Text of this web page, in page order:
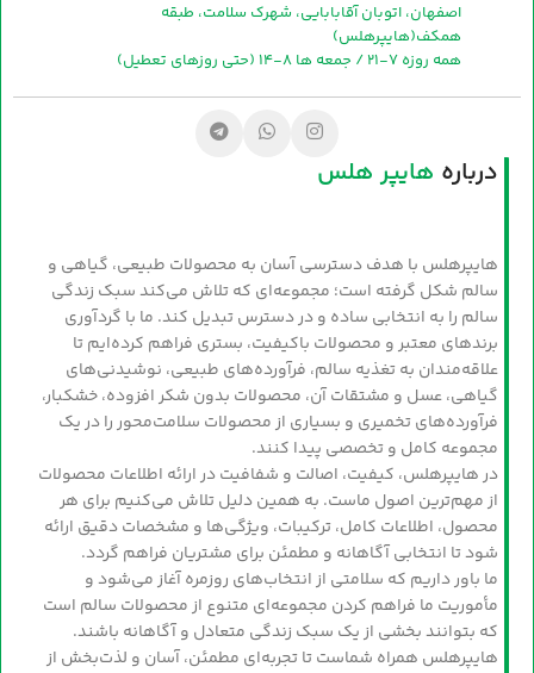
اصفهان، اتوبان آقابابایی، شهرک سلامت، طبقه
همکف(هایپرهلس)
همه روزه 7-21 / جمعه ها 8-14 (حتی روزهای تعطیل)
درباره هایپر هلس
هایپرهلس با هدف دسترسی آسان به محصولات طبیعی، گیاهی و
سالم شکل گرفته است؛ مجموعه‌ای که تلاش می‌کند سبک زندگی
سالم را به انتخابی ساده و در دسترس تبدیل کند. ما با گردآوری
برندهای معتبر و محصولات باکیفیت، بستری فراهم کرده‌ایم تا
علاقه‌مندان به تغذیه سالم، فرآورده‌های طبیعی، نوشیدنی‌های
گیاهی، عسل و مشتقات آن، محصولات بدون شکر افزوده، خشکبار،
فرآورده‌های تخمیری و بسیاری از محصولات سلامت‌محور را در یک
مجموعه کامل و تخصصی پیدا کنند.
در هایپرهلس، کیفیت، اصالت و شفافیت در ارائه اطلاعات محصولات
از مهم‌ترین اصول ماست. به همین دلیل تلاش می‌کنیم برای هر
محصول، اطلاعات کامل، ترکیبات، ویژگی‌ها و مشخصات دقیق ارائه
شود تا انتخابی آگاهانه و مطمئن برای مشتریان فراهم گردد.
ما باور داریم که سلامتی از انتخاب‌های روزمره آغاز می‌شود و
مأموریت ما فراهم کردن مجموعه‌ای متنوع از محصولات سالم است
که بتوانند بخشی از یک سبک زندگی متعادل و آگاهانه باشند.
هایپرهلس همراه شماست تا تجربه‌ای مطمئن، آسان و لذت‌بخش از